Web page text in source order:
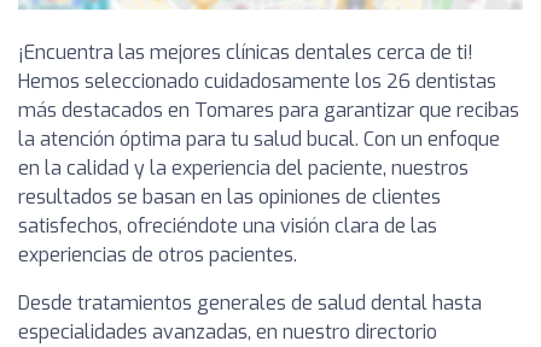
¡Encuentra las mejores clínicas dentales cerca de ti!
Hemos seleccionado cuidadosamente los 26 dentistas
más destacados en Tomares para garantizar que recibas
la atención óptima para tu salud bucal. Con un enfoque
en la calidad y la experiencia del paciente, nuestros
resultados se basan en las opiniones de clientes
satisfechos, ofreciéndote una visión clara de las
experiencias de otros pacientes.
Desde tratamientos generales de salud dental hasta
especialidades avanzadas, en nuestro directorio